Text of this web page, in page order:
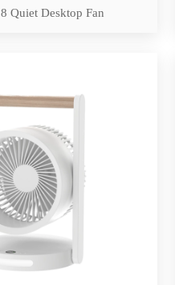
Quiet Desktop Fan